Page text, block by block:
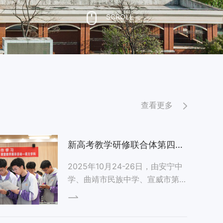
SCROLL
查看更多
新高考教学研修联合体第四
次“同课异构”课堂教学展示活
动在安宁中学太平学校顺利举
2025年10月24-26日，由安宁中
学、曲靖市民族中学、宣威市第六